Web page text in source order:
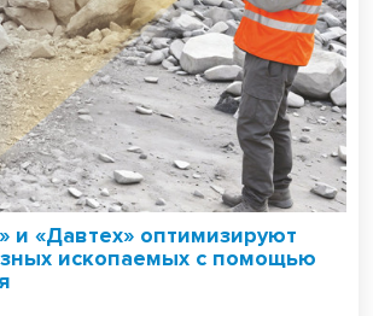
и «Давтех» оптимизируют
ископаемых с помощью